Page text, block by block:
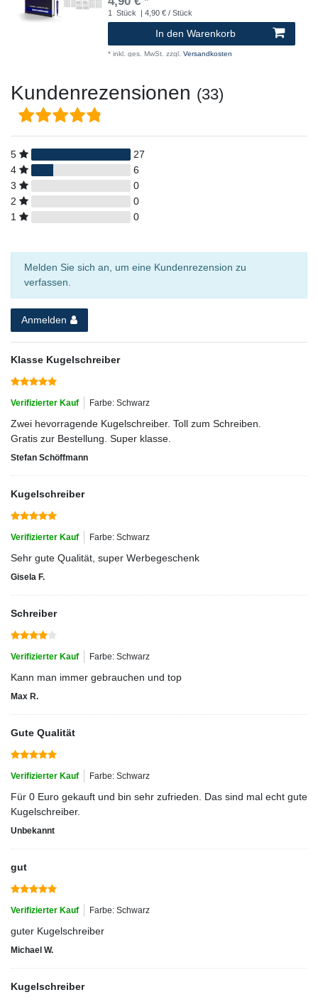
1 Stück | 4,90 € / Stück
In den Warenkorb
* inkl. ges. MwSt. zzgl. Versandkosten
Kundenrezensionen (33)
5
27
4
6
3
0
2
0
1
0
Melden Sie sich an, um eine Kundenrezension zu
verfassen.
Anmelden
Klasse Kugelschreiber
Verifizierter Kauf Farbe: Schwarz
Zwei hevorragende Kugelschreiber. Toll zum Schreiben.
Gratis zur Bestellung. Super klasse.
Stefan Schöffmann
Kugelschreiber
Verifizierter Kauf Farbe: Schwarz
Sehr gute Qualität, super Werbegeschenk
Gisela F.
Schreiber
Verifizierter Kauf Farbe: Schwarz
Kann man immer gebrauchen und top
Max R.
Gute Qualität
Verifizierter Kauf Farbe: Schwarz
Für 0 Euro gekauft und bin sehr zufrieden. Das sind mal echt gute
Kugelschreiber.
Unbekannt
gut
Verifizierter Kauf Farbe: Schwarz
guter Kugelschreiber
Michael W.
Kugelschreiber